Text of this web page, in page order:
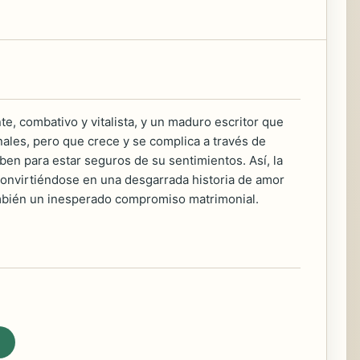
combativo y vitalista, y un maduro escritor que
pero que crece y se complica a través de
para estar seguros de su sentimientos. Así, la
en una desgarrada historia de amor
un inesperado compromiso matrimonial.